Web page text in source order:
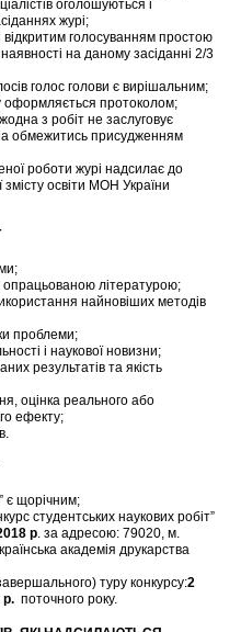
оголошуються і
журі;
голосуванням простою
на даному засіданні 2/3
голос голови є вирішальним;
оформляється протоколом;
з робіт не заслуговує
обмежитись присудженням
роботи журі надсилає до
змісту освіти МОН України
опрацьованою літературою;
найновіших методів
проблеми;
і наукової новизни;
результатів та якість
оцінка реального або
ефекту;
є щорічним;
студентських наукових робіт”
р. за адресою: 79020, м.
академія друкарства
туру конкурсу:2
р.поточного року.